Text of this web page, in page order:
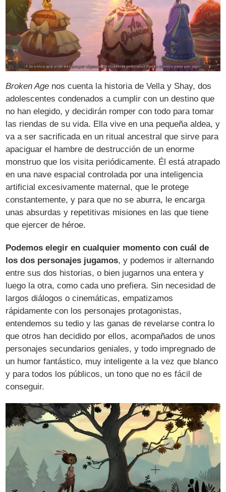
Broken Age nos cuenta la historia de Vella y Shay, dos
adolescentes condenados a cumplir con un destino que
no han elegido, y decidirán romper con todo para tomar
las riendas de su vida. Ella vive en una pequeña aldea, y
va a ser sacrificada en un ritual ancestral que sirve para
apaciguar el hambre de destrucción de un enorme
monstruo que los visita periódicamente. Él está atrapado
en una nave espacial controlada por una inteligencia
artificial excesivamente maternal, que le protege
constantemente, y para que no se aburra, le encarga
unas absurdas y repetitivas misiones en las que tiene
que ejercer de héroe.
Podemos elegir en cualquier momento con cuál de
los dos personajes jugamos, y podemos ir alternando
entre sus dos historias, o bien jugarnos una entera y
luego la otra, como cada uno prefiera. Sin necesidad de
largos diálogos o cinemáticas, empatizamos
rápidamente con los personajes protagonistas,
entendemos su tedio y las ganas de revelarse contra lo
que otros han decidido por ellos, acompañados de unos
personajes secundarios geniales, y todo impregnado de
un humor fantástico, muy inteligente a la vez que blanco
y para todos los públicos, un tono que no es fácil de
conseguir.